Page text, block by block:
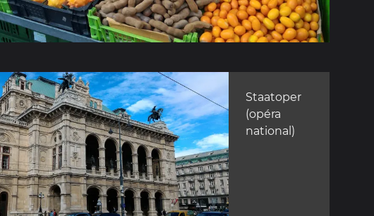
Staatoper
(opéra
national)